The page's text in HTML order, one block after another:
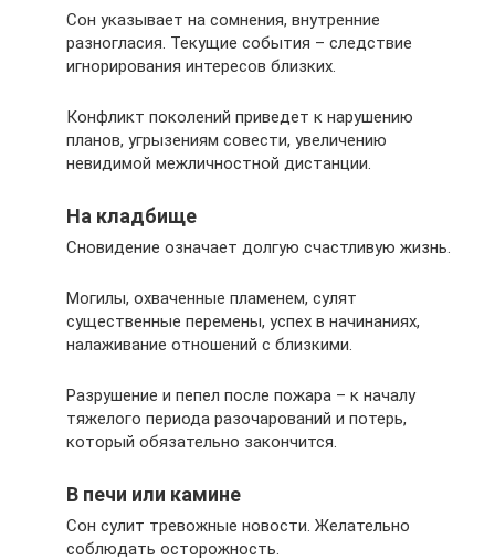
Сон указывает на сомнения, внутренние
разногласия. Текущие события – следствие
игнорирования интересов близких.
Конфликт поколений приведет к нарушению
планов, угрызениям совести, увеличению
невидимой межличностной дистанции.
На кладбище
Сновидение означает долгую счастливую жизнь.
Могилы, охваченные пламенем, сулят
существенные перемены, успех в начинаниях,
налаживание отношений с близкими.
Разрушение и пепел после пожара – к началу
тяжелого периода разочарований и потерь,
который обязательно закончится.
В печи или камине
Сон сулит тревожные новости. Желательно
соблюдать осторожность.